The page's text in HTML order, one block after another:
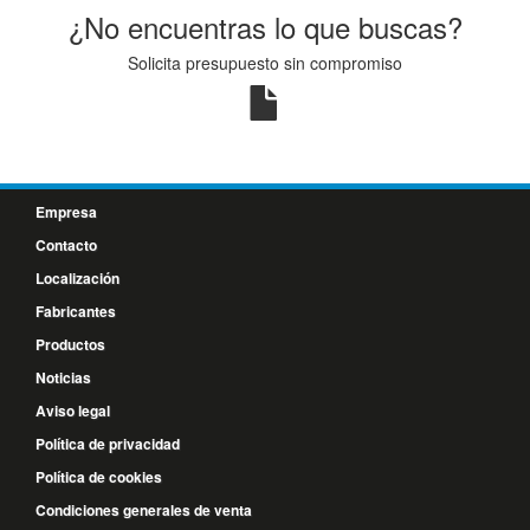
¿No encuentras lo que buscas?
Solicita presupuesto sin compromiso
Empresa
Contacto
Localización
Fabricantes
Productos
Noticias
Aviso legal
Política de privacidad
Política de cookies
Condiciones generales de venta